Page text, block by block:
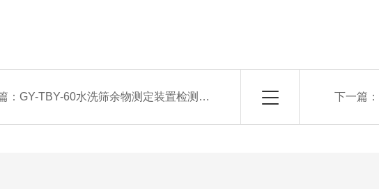
：GY-TBY-60水洗筛余物测定装置检测仪器 下一篇：